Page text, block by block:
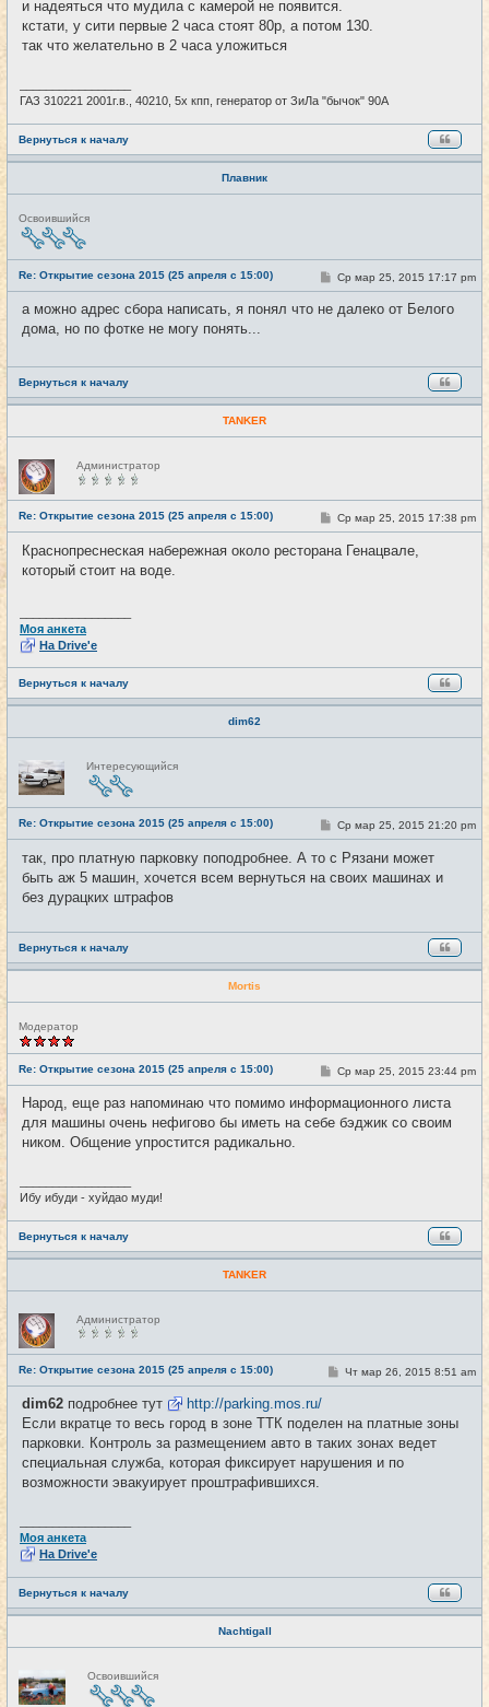
и надеяться что мудила с камерой не появится.
кстати, у сити первые 2 часа стоят 80р, а потом 130.
так что желательно в 2 часа уложиться
ГАЗ 310221 2001г.в., 40210, 5х кпп, генератор от ЗиЛа "бычок" 90А
Вернуться к началу
Плавник
Н
е
в
т
и
Освоившийся
Re: Открытие сезона 2015 (25 апреля с 15:00) #13
С
о
б
и
Ср мар 25, 2015 17:17 pm
а можно адрес сбора написать, я понял что не далеко от Белого
дома, но по фотке не могу понять...
Вернуться к началу
TANKER
Н
е
в
с
е
Администратор
Re: Открытие сезона 2015 (25 апреля с 15:00) #14
С
о
б
Ср мар 25, 2015 17:38 pm
Краснопреснеская набережная около ресторана Генацвале,
который стоит на воде.
Моя анкета
На Drive'e
Вернуться к началу
dim62
е
в
с
е
т
и
Интересующийся
Re: Открытие сезона 2015 (25 апреля с 15:00) #15
С
о
б
щ
е
Ср мар 25, 2015 21:20 pm
так, про платную парковку поподробнее. А то с Рязани может
быть аж 5 машин, хочется всем вернуться на своих машинах и
без дурацких штрафов
Вернуться к началу
Mortis
Н
е
в
с
е
т
и
Модератор
Re: Открытие сезона 2015 (25 апреля с 15:00) #16
С
о
б
щ
Ср мар 25, 2015 23:44 pm
Народ, еще раз напоминаю что помимо информационного листа
для машины очень нефигово бы иметь на себе бэджик со своим
ником. Общение упростится радикально.
Ибу ибуди - хуйдао муди!
Вернуться к началу
TANKER
Н
е
в
с
е
т
и
Администратор
Re: Открытие сезона 2015 (25 апреля с 15:00) #17
С
о
щ
н
и
Чт мар 26, 2015 8:51 am
dim62 подробнее тут
http://parking.mos.ru/
Если вкратце то весь город в зоне ТТК поделен на платные зоны
парковки. Контроль за размещением авто в таких зонах ведет
специальная служба, которая фиксирует нарушения и по
возможности эвакуирует проштрафившихся.
Моя анкета
На Drive'e
Вернуться к началу
Nachtigall
е
в
Освоившийся